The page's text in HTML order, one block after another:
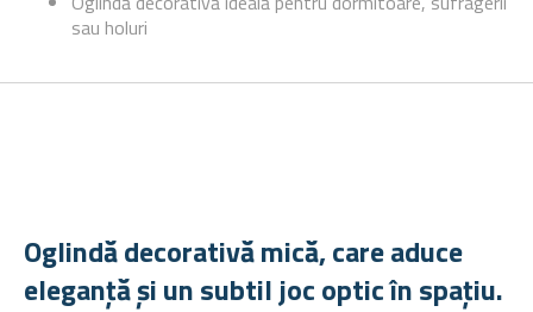
sau holuri
Oglindă decorativă mică, care aduce
eleganță și un subtil joc optic în spațiu.